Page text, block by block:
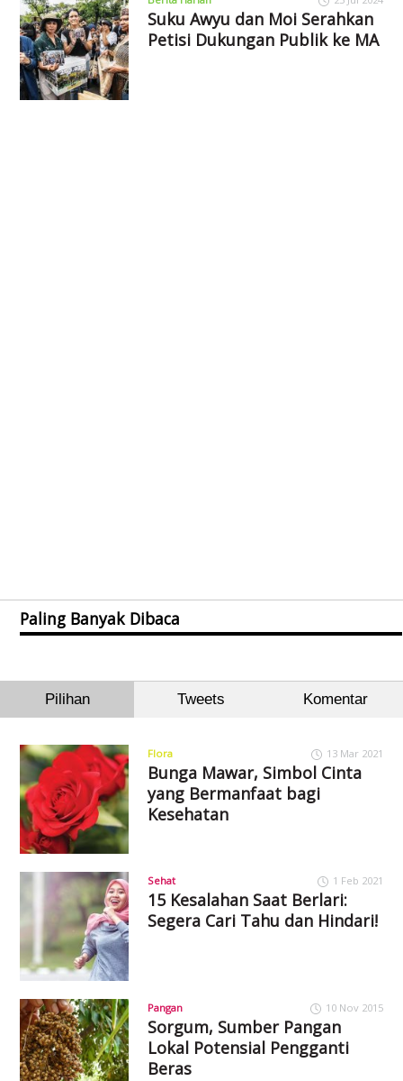
Suku Awyu dan Moi Serahkan
Petisi Dukungan Publik ke MA
Paling Banyak Dibaca
Pilihan Tweets Komentar
Flora 13 Mar 2021
Bunga Mawar, Simbol Cinta
yang Bermanfaat bagi
Kesehatan
Sehat 1 Feb 2021
15 Kesalahan Saat Berlari:
Segera Cari Tahu dan Hindari!
Pangan 10 Nov 2015
Sorgum, Sumber Pangan
Lokal Potensial Pengganti
Beras